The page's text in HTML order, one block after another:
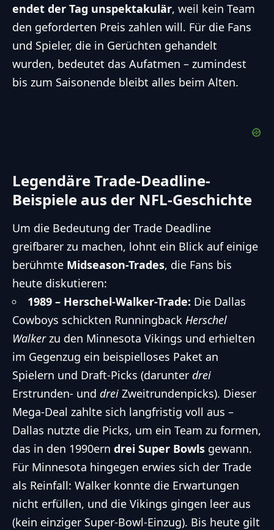
endet der Tag unspektakulär, weil kein Team
den geforderten Preis zahlen will. Für die Fans
und Spieler, die in Gerüchten gehandelt
wurden, bedeutet das Aufatmen – zumindest
bis zum Saisonende bleibt alles beim Alten.
Legendäre Trade-Deadline-
Beispiele aus der NFL-Geschichte
Um die Bedeutung der Trade Deadline
greifbarer zu machen, lohnt ein Blick auf einige
berühmte Midseason-Trades, die Fans bis
heute diskutieren:
1989 – Herschel-Walker-Trade: Die Dallas
Cowboys schickten Runningback Herschel
Walkerzu den Minnesota Vikings und erhielten
im Gegenzug ein beispielloses Paket an
Spielern und Draft-Picks (darunter drei
Erstrunden- und drei Zweitrundenpicks). Dieser
Mega-Deal zahlte sich langfristig voll aus –
Dallas nutzte die Picks, um ein Team zu formen,
das in den 1990ern drei Super Bowls gewann.
Für Minnesota hingegen erwies sich der Trade
als Reinfall: Walker konnte die Erwartungen
nicht erfüllen, und die Vikings gingen leer aus
(kein einziger Super-Bowl-Einzug). Bis heute gilt